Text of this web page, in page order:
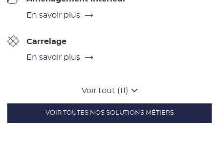
En savoir plus
Carrelage
En savoir plus
Voir tout (11)
VOIR TOUTES NOS SOLUTIONS MÉTIERS